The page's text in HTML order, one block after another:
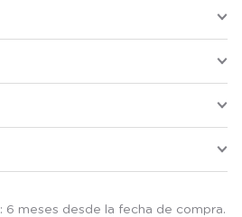
: 6 meses desde la fecha de compra.